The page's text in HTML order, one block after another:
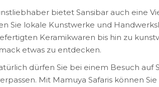
bietet Sansibar auch eine
Sie lokale Kunstwerke und
Keramikwaren bis hin zu
etwas zu entdecken.
dürfen Sie bei einem Besuch auf
Mit Mamuya Safaris können